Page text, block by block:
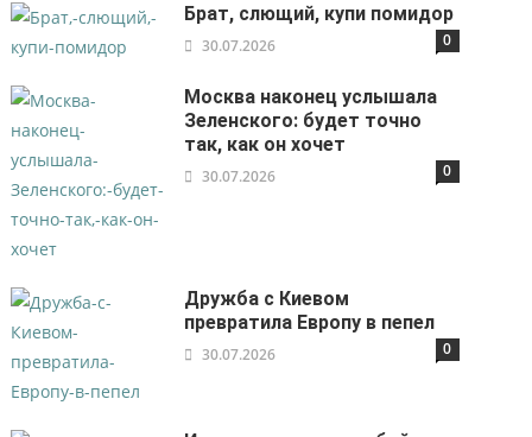
Брат, слющий, купи помидор
30.07.2026 0
Москва наконец услышала
Зеленского: будет точно
так, как он хочет
30.07.2026 0
Дружба с Киевом
превратила Европу в пепел
30.07.2026 0